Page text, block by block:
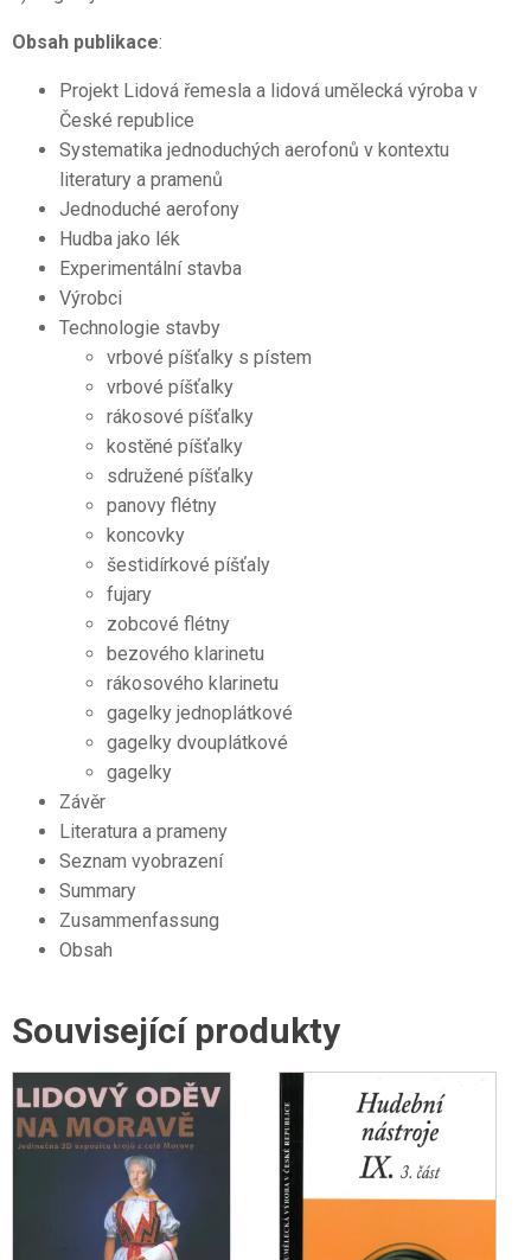
Obsah publikace:
Projekt Lidová řemesla a lidová umělecká výroba v
České republice
Systematika jednoduchých aerofonů v kontextu
literatury a pramenů
Jednoduché aerofony
Hudba jako lék
Experimentální stavba
Výrobci
Technologie stavby
vrbové píšťalky s pístem
vrbové píšťalky
rákosové píšťalky
kostěné píšťalky
sdružené píšťalky
panovy flétny
koncovky
šestidírkové píšťaly
fujary
zobcové flétny
bezového klarinetu
rákosového klarinetu
gagelky jednoplátkové
gagelky dvouplátkové
gagelky
Závěr
Literatura a prameny
Seznam vyobrazení
Summary
Zusammenfassung
Obsah
Související produkty